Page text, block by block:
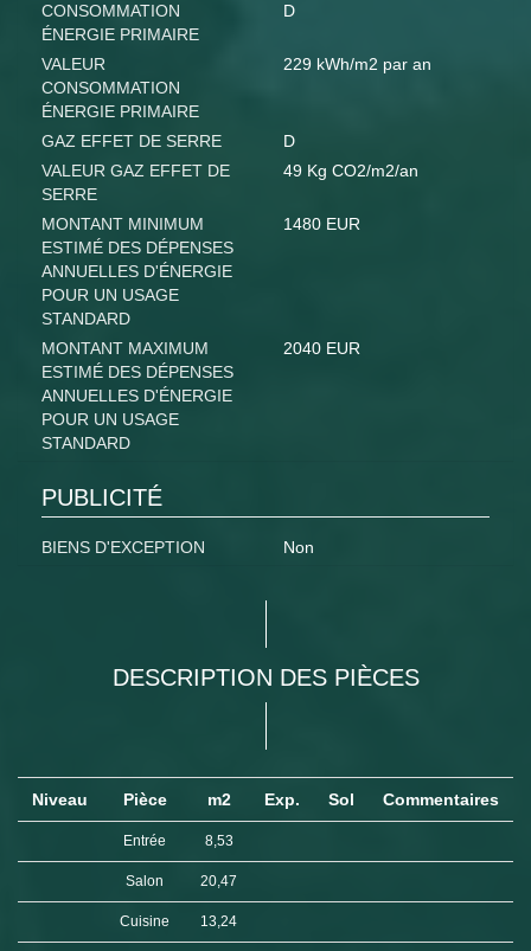
CONSOMMATION
ÉNERGIE PRIMAIRE
D
VALEUR
CONSOMMATION
ÉNERGIE PRIMAIRE
229 kWh/m2 par an
GAZ EFFET DE SERRE
D
VALEUR GAZ EFFET DE
SERRE
49 Kg CO2/m2/an
MONTANT MINIMUM
ESTIMÉ DES DÉPENSES
ANNUELLES D'ÉNERGIE
POUR UN USAGE
STANDARD
1480 EUR
MONTANT MAXIMUM
ESTIMÉ DES DÉPENSES
ANNUELLES D'ÉNERGIE
POUR UN USAGE
STANDARD
2040 EUR
PUBLICITÉ
BIENS D'EXCEPTION Non
DESCRIPTION DES PIÈCES
Niveau Pièce m2 Exp. Sol Commentaires
Entrée 8,53
Salon 20,47
Cuisine 13,24